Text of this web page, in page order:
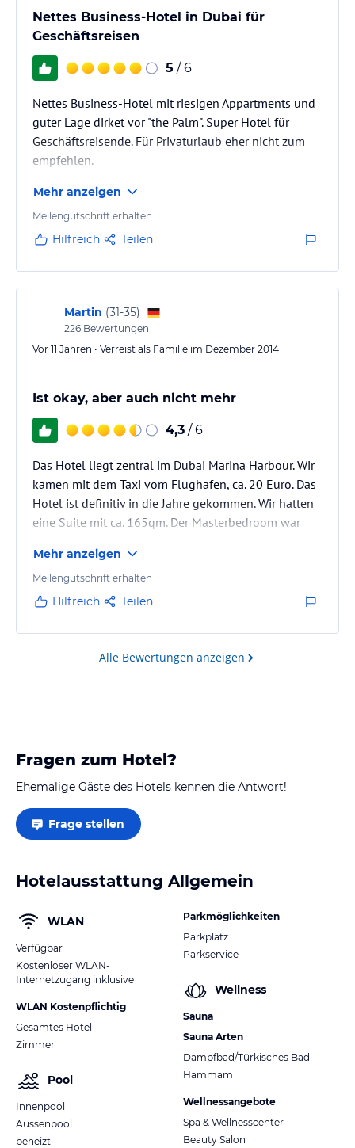
Nettes Business-Hotel in Dubai für
Geschäftsreisen
5 / 6
Nettes Business-Hotel mit riesigen Appartments und
guter Lage dirket vor "the Palm". Super Hotel für
Geschäftsreisende. Für Privaturlaub eher nicht zum
empfehlen.
Mehr anzeigen
Meilengutschrift erhalten
Hilfreich Teilen
Martin (31-35)
226 Bewertungen
Vor 11 Jahren • Verreist als Familie im Dezember 2014
Ist okay, aber auch nicht mehr
4,3 / 6
Das Hotel liegt zentral im Dubai Marina Harbour. Wir
kamen mit dem Taxi vom Flughafen, ca. 20 Euro. Das
Hotel ist definitiv in die Jahre gekommen. Wir hatten
eine Suite mit ca. 165qm. Der Masterbedroom war
älter und nicht gerade modern. Das Bad alt, leichter
Schimmel und das Wasser sehr chlorhaltig. Was echt
verrückt ist, in der Lobby, am Pool und im
muss man zahlen. Die Küche war okay und hat alles
was man braucht.…
Mehr anzeigen
Meilengutschrift erhalten
Hilfreich Teilen
Alle Bewertungen anzeigen
Fragen zum Hotel?
Ehemalige Gäste des Hotels kennen die Antwort!
Frage stellen
Hotelausstattung Allgemein
WLAN
Verfügbar
Kostenloser WLAN-
Internetzugang inklusive
WLAN Kostenpflichtig
Gesamtes Hotel
Zimmer
Pool
Innenpool
Aussenpool
beheizt
Parkmöglichkeiten
Parkplatz
Parkservice
Wellness
Sauna
Sauna Arten
Dampfbad/Türkisches Bad
Hammam
Wellnessangebote
Spa & Wellnesscenter
Beauty Salon